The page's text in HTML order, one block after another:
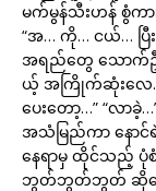
မက်မွန်သီးဟန် စွံကာ
“အ… ကို… ငယ်… ပြီ
အရည်တွေ သောက်ဦး
ယ့် အကြိုက်ဆုံးလေ
ပေးတော့…” “လ
အသံမြည်ကာ နော
နေရာမှ ထိုင်သည့် ပုံ
ဘွတ်ဘွတ်ဘွတ် ဆိုသေ